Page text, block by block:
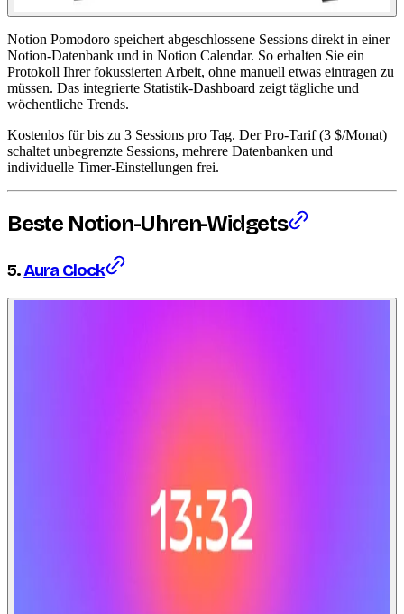
Notion Pomodoro speichert abgeschlossene Sessions direkt in einer
Notion-Datenbank und in Notion Calendar. So erhalten Sie ein
Protokoll Ihrer fokussierten Arbeit, ohne manuell etwas eintragen zu
müssen. Das integrierte Statistik-Dashboard zeigt tägliche und
wöchentliche Trends.
Kostenlos für bis zu 3 Sessions pro Tag. Der Pro-Tarif (3 $/Monat)
schaltet unbegrenzte Sessions, mehrere Datenbanken und
individuelle Timer-Einstellungen frei.
Beste Notion-Uhren-Widgets
5.Aura Clock